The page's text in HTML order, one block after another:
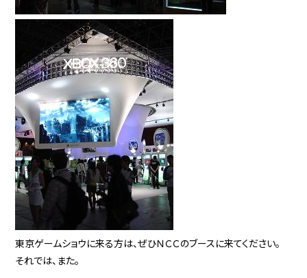
東京ゲームショウに来る方は、ぜひＮＣＣのブースに来てください。
それでは、また。